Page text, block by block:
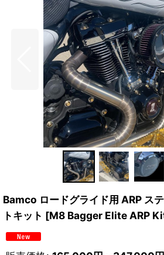
Bamco ロードグライド用 ARP ス
トキット [M8 Bagger Elite ARP